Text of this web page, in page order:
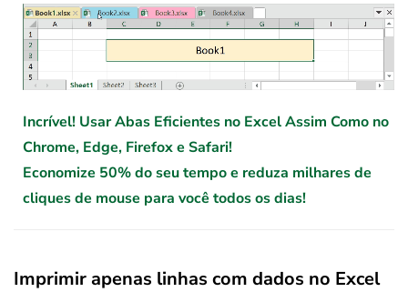
Incrível! Usar Abas Eficientes no Excel Assim Como no
Chrome, Edge, Firefox e Safari!
Economize 50% do seu tempo e reduza milhares de
cliques de mouse para você todos os dias!
Imprimir apenas linhas com dados no Excel